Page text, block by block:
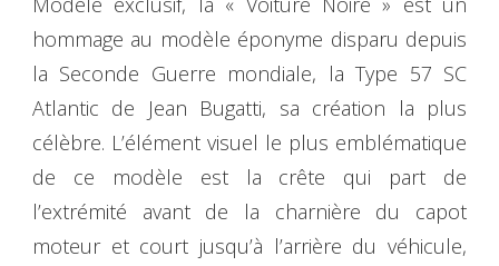
hommage au modèle éponyme disparu depuis
la Seconde Guerre mondiale, la Type 57 SC
Atlantic de Jean Bugatti, sa création la plus
célèbre. L’élément visuel le plus emblématique
de ce modèle est la crête qui part de
l’extrémité avant de la charnière du capot
moteur et court jusqu’à l’arrière du véhicule,